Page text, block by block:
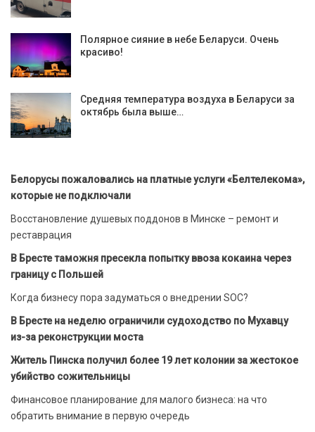
Полярное сияние в небе Беларуси. Очень
красиво!
Средняя температура воздуха в Беларуси за
октябрь была выше…
Белорусы пожаловались на платные услуги «Белтелекома»,
которые не подключали
Восстановление душевых поддонов в Минске – ремонт и
реставрация
В Бресте таможня пресекла попытку ввоза кокаина через
границу с Польшей
Когда бизнесу пора задуматься о внедрении SOC?
В Бресте на неделю ограничили судоходство по Мухавцу
из-за реконструкции моста
Житель Пинска получил более 19 лет колонии за жестокое
убийство сожительницы
Финансовое планирование для малого бизнеса: на что
обратить внимание в первую очередь